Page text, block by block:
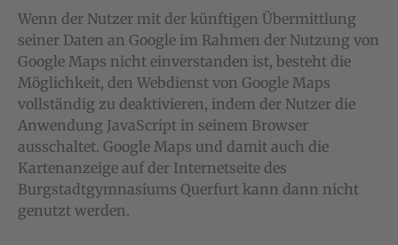
Wenn der Nutzer mit der künftigen Übermittlung
seiner Daten an Google im Rahmen der Nutzung von
Google Maps nicht einverstanden ist, besteht die
Möglichkeit, den Webdienst von Google Maps
vollständig zu deaktivieren, indem der Nutzer die
Anwendung JavaScript in seinem Browser
ausschaltet. Google Maps und damit auch die
Kartenanzeige auf der Internetseite des
Burgstadtgymnasiums Querfurt kann dann nicht
genutzt werden.